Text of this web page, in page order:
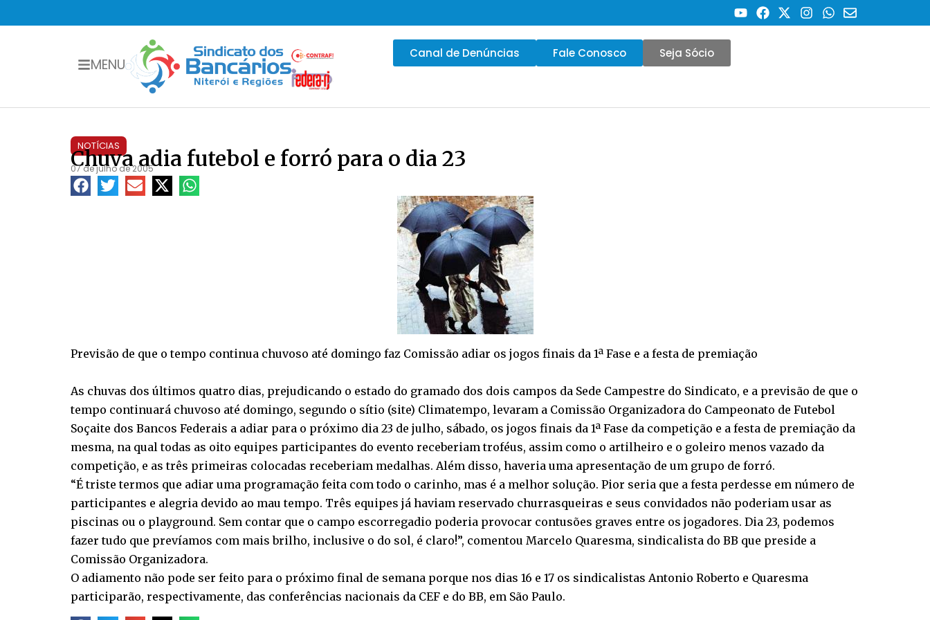
MENU
Canal de Denúncias Fale Conosco Seja Sócio
NOTÍCIAS
Chuva adia futebol e forró para o dia 23
07 de julho de 2005
Previsão de que o tempo continua chuvoso até domingo faz Comissão adiar os jogos finais da 1ª Fase e a festa de premiação
As chuvas dos últimos quatro dias, prejudicando o estado do gramado dos dois campos da Sede Campestre do Sindicato, e a previsão de que o
tempo continuará chuvoso até domingo, segundo o sítio (site) Climatempo, levaram a Comissão Organizadora do Campeonato de Futebol
Soçaite dos Bancos Federais a adiar para o próximo dia 23 de julho, sábado, os jogos finais da 1ª Fase da competição e a festa de premiação da
mesma, na qual todas as oito equipes participantes do evento receberiam troféus, assim como o artilheiro e o goleiro menos vazado da
competição, e as três primeiras colocadas receberiam medalhas. Além disso, haveria uma apresentação de um grupo de forró.
“É triste termos que adiar uma programação feita com todo o carinho, mas é a melhor solução. Pior seria que a festa perdesse em número de
participantes e alegria devido ao mau tempo. Três equipes já haviam reservado churrasqueiras e seus convidados não poderiam usar as
piscinas ou o playground. Sem contar que o campo escorregadio poderia provocar contusões graves entre os jogadores. Dia 23, podemos
fazer tudo que prevíamos com mais brilho, inclusive o do sol, é claro!”, comentou Marcelo Quaresma, sindicalista do BB que preside a
Comissão Organizadora.
O adiamento não pode ser feito para o próximo final de semana porque nos dias 16 e 17 os sindicalistas Antonio Roberto e Quaresma
participarão, respectivamente, das conferências nacionais da CEF e do BB, em São Paulo.